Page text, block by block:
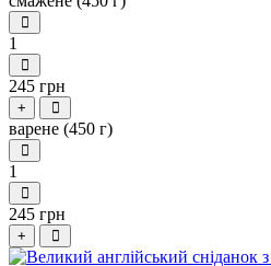
1
245 грн
+
варене (450 г)
1
245 грн
+